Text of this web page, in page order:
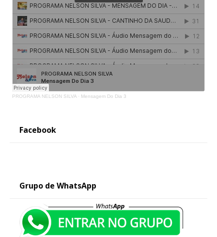
PROGRAMA NELSON SILVA · Mensagem Do Dia 3
Facebook
Grupo de WhatsApp